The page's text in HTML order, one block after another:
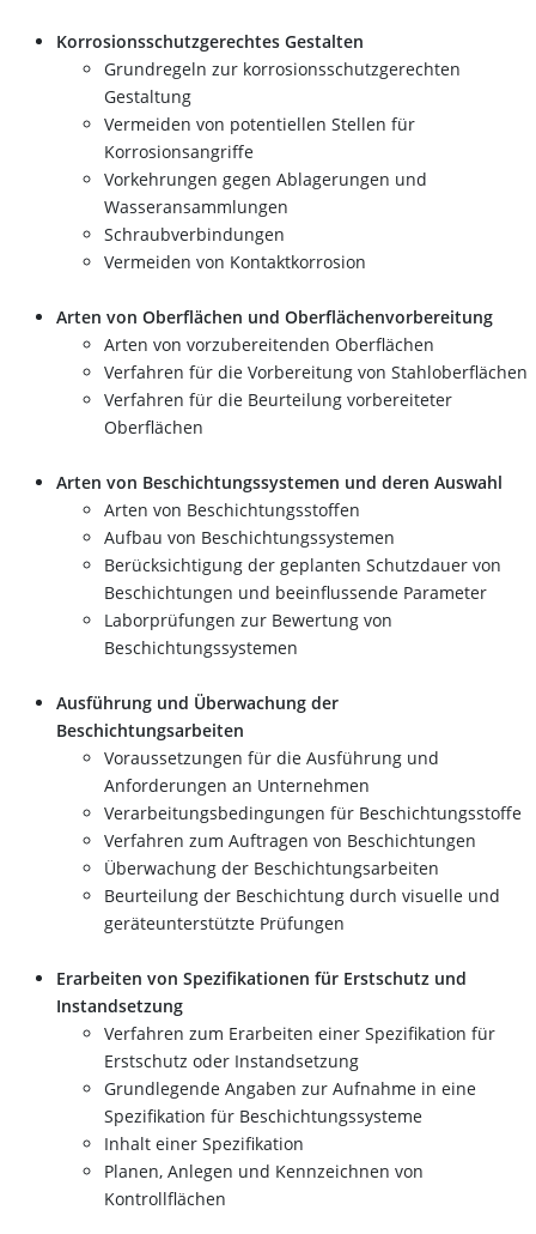
Korrosionsschutzgerechtes Gestalten
Grundregeln zur korrosionsschutzgerechten
Gestaltung
Vermeiden von potentiellen Stellen für
Korrosionsangriffe
Vorkehrungen gegen Ablagerungen und
Wasseransammlungen
Schraubverbindungen
Vermeiden von Kontaktkorrosion
Arten von Oberflächen und Oberflächenvorbereitung
Arten von vorzubereitenden Oberflächen
Verfahren für die Vorbereitung von Stahloberflächen
Verfahren für die Beurteilung vorbereiteter
Oberflächen
Arten von Beschichtungssystemen und deren Auswahl
Arten von Beschichtungsstoffen
Aufbau von Beschichtungssystemen
Berücksichtigung der geplanten Schutzdauer von
Beschichtungen und beeinflussende Parameter
Laborprüfungen zur Bewertung von
Beschichtungssystemen
Ausführung und Überwachung der
Beschichtungsarbeiten
Voraussetzungen für die Ausführung und
Anforderungen an Unternehmen
Verarbeitungsbedingungen für Beschichtungsstoffe
Verfahren zum Auftragen von Beschichtungen
Überwachung der Beschichtungsarbeiten
Beurteilung der Beschichtung durch visuelle und
geräteunterstützte Prüfungen
Erarbeiten von Spezifikationen für Erstschutz und
Instandsetzung
Verfahren zum Erarbeiten einer Spezifikation für
Erstschutz oder Instandsetzung
Grundlegende Angaben zur Aufnahme in eine
Spezifikation für Beschichtungssysteme
Inhalt einer Spezifikation
Planen, Anlegen und Kennzeichnen von
Kontrollflächen